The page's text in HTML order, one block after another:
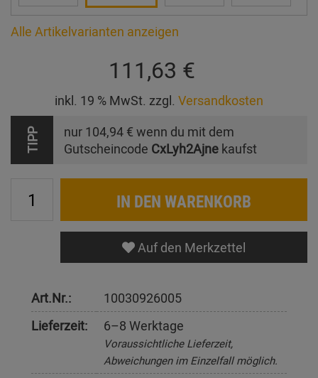
Alle Artikelvarianten anzeigen
111,63 €
inkl. 19 % MwSt. zzgl. Versandkosten
TIPP nur 104,94 € wenn du mit dem
Gutscheincode CxLyh2Ajne kaufst
IN DEN WARENKORB
Auf den Merkzettel
Art.Nr.:
10030926005
Lieferzeit:
6–8 Werktage
Voraussichtliche Lieferzeit,
Abweichungen im Einzelfall möglich.